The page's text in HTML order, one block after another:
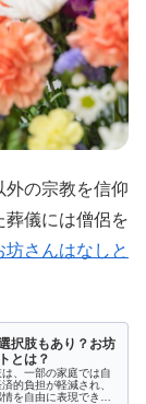
外の宗教を信仰
葬儀には僧侶を
さんはなしと
択肢もあり？お坊
とは？
、一部の家庭では自
的負担が軽減され、
を自由に表現できる